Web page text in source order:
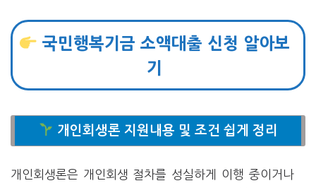
국민행복기금 소액대출 신청 알아보
기
개인회생론 지원내용 및 조건 쉽게 정리
개인회생론은 개인회생 절차를 성실하게 이행 중이거나